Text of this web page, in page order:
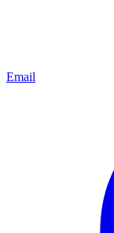
Email